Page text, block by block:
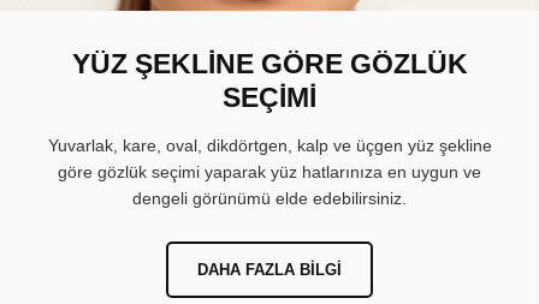
YÜZ ŞEKLİNE GÖRE GÖZLÜK
SEÇİMİ
Yuvarlak, kare, oval, dikdörtgen, kalp ve üçgen yüz şekline
göre gözlük seçimi yaparak yüz hatlarınıza en uygun ve
dengeli görünümü elde edebilirsiniz.
DAHA FAZLA BILGI